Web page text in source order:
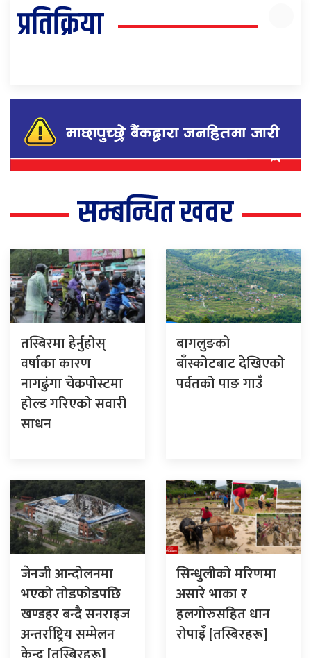
प्रतिक्रिया
सम्बन्धित खवर
तस्बिरमा हेर्नुहोस्
वर्षाका कारण
नागढुंगा चेकपोस्टमा
होल्ड गरिएको सवारी
साधन
बागलुङको
बाँस्कोटबाट देखिएको
पर्वतको पाङ गाउँ
जेनजी आन्दोलनमा
भएको तोडफोडपछि
खण्डहर बन्दै सनराइज
अन्तर्राष्ट्रिय सम्मेलन
सिन्धुलीको मरिणमा
असारे भाका र
हलगोरुसहित धान
रोपाइँ [तस्बिरहरू]